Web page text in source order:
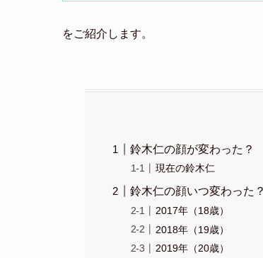
をご紹介します。
鈴木仁の顔が変わった？
現在の鈴木仁
鈴木仁の顔いつ変わった？
2017年（18歳）
2018年（19歳）
2019年（20歳）